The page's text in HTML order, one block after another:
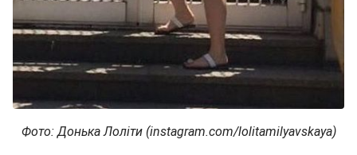
Фото: Донька Лоліти (instagram.com/lolitamilyavskaya)